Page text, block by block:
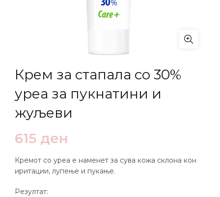
Крем за стапала со 30%
уреа за пукнатини и
жуљеви
615 ден
Кремот со уреа е наменет за сува кожа склона кон
иритации, лупење и пукање.
Резултат: